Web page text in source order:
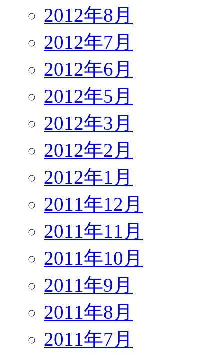
2012年8月
2012年7月
2012年6月
2012年5月
2012年3月
2012年2月
2012年1月
2011年12月
2011年11月
2011年10月
2011年9月
2011年8月
2011年7月